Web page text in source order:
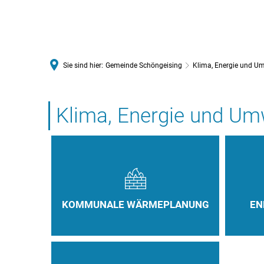
VERWALTUNGSGEMEINSCHAFT
Sie sind hier: Gemeinde Schöngeising Klima, Energie und
Umwelt
Klima, Energie und
KOMMUNALE WÄRMEPLANUNG